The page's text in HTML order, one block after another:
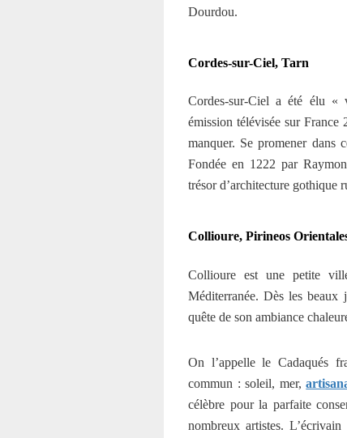
Dourdou.
Cordes-sur-Ciel, Tarn
Cordes-sur-Ciel a été élu «
émission télévisée sur France
manquer. Se promener dans
Fondée en 1222 par
trésor d’architecture gothique
Collioure, Pirineos
Collioure est une petite
Méditerranée. Dès les beaux
quête de son ambiance
On l’appelle le Cadaqués
commun : soleil, mer,
célèbre pour la parfaite
nombreux artistes.